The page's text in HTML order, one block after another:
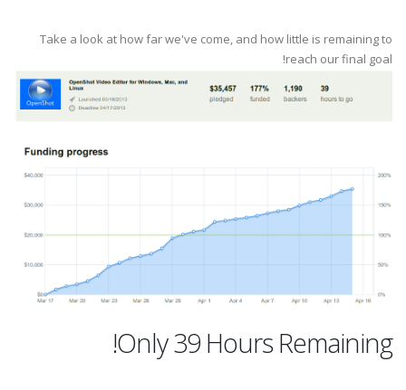
Take a look at how far we've come, and how little is remaining to
reach our final goal!
Only 39 Hours Remaining!